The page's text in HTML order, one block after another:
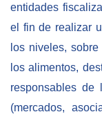
entidades
el fin de realizar
los niveles,
los alimentos,
responsables de
(mercados,